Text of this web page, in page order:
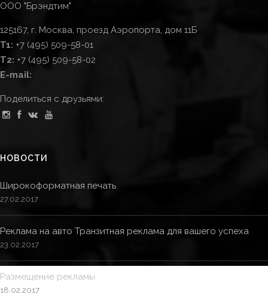
ООО "Брэндтим"
125167, г. Москва, проезд Аэропорта, дом 11Б
T1: +7 (495) 509-58-01
T2: +7 (495) 509-58-02
E-mail:
Поделиться с друзьями:
НОВОСТИ
Широкоформатная печать
27.02.2017
Реклама на авто Транзитная реклама для вашего успеха
23.02.2017
Размещение рекламы
18.02.2017